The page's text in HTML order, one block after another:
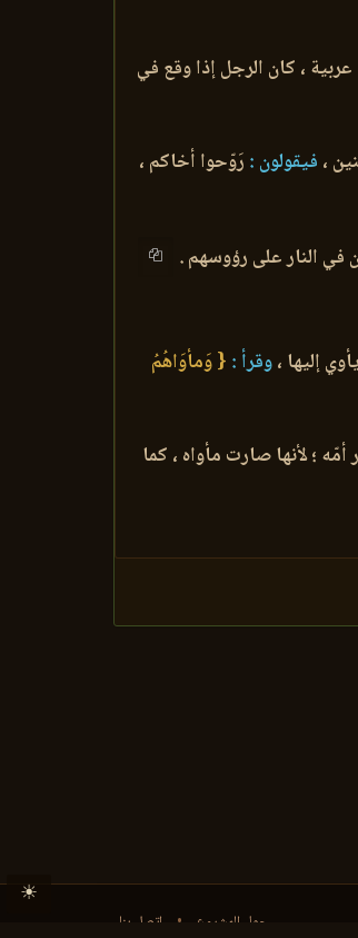
، كان الرجل إذا وقع في
، فيقولون : رَوّحوا أخاكم ،
في النار على رؤوسهم .
إليها ،وقرأ : { وَمأوَاهُمُ
أمّه ؛ لأنها صارت مأواه ، كما
حول المشروع • اتصل بنا
☀